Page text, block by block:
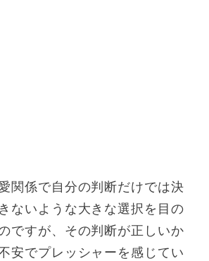
関係で自分の判断だけでは決
ないような大きな選択を目の
ですが、その判断が正しいか
安でプレッシャーを感じてい